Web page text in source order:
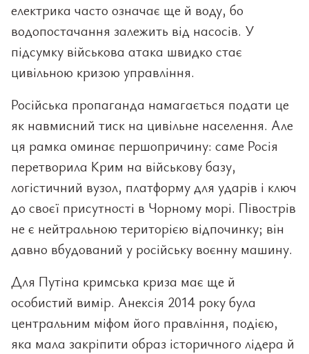
електрика часто означає ще й воду, бо
водопостачання залежить від насосів. У
підсумку військова атака швидко стає
цивільною кризою управління.
Російська пропаганда намагається подати це
як навмисний тиск на цивільне населення. Але
ця рамка оминає першопричину: саме Росія
перетворила Крим на військову базу,
логістичний вузол, платформу для ударів і ключ
до своєї присутності в Чорному морі. Півострів
не є нейтральною територією відпочинку; він
давно вбудований у російську воєнну машину.
Для Путіна кримська криза має ще й
особистий вимір. Анексія 2014 року була
центральним міфом його правління, подією,
яка мала закріпити образ історичного лідера й